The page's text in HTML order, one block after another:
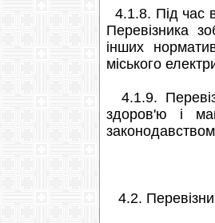
4.1.8. Під час
Перевізника
інших
міського
4.1.9.
здоров'ю і
4.2.